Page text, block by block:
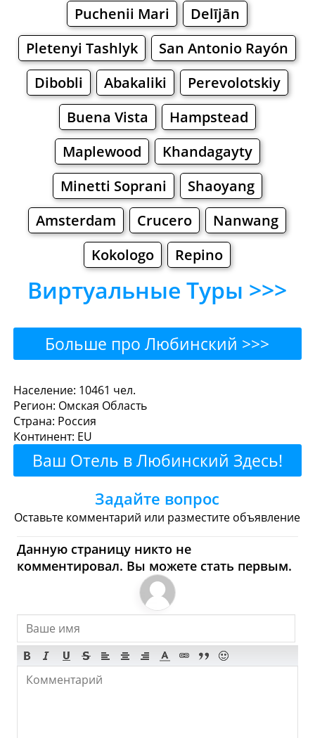
Puchenii Mari
Delījān
Pletenyi Tashlyk
San Antonio Rayón
Dibobli
Abakaliki
Perevolotskiy
Buena Vista
Hampstead
Maplewood
Khandagayty
Minetti Soprani
Shaoyang
Amsterdam
Crucero
Nanwang
Kokologo
Repino
Виртуальные Туры >>>
Больше про Любинский >>>
Любинский - Где поесть
или перекусить?
Рестораны Кафе Бары
Пиво
Булочные
Супермаркеты
Торговые Центры
Любинский - Где купить?
Магазины, Шоппинг
Продукты
Булочные
Супермаркеты
Торговые Центры
Мода
Население: 10461 чел.
Регион: Омская Область
Страна: Россия
Континент: EU
Ваш Отель в Любинский Здесь!
Задайте вопрос
Оставьте комментарий или разместите объявление
Данную страницу никто не
комментировал. Вы можете стать первым.